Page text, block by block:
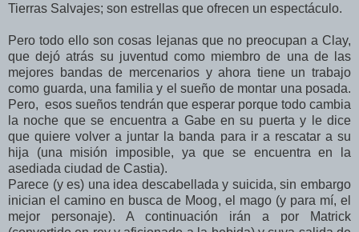
Tierras Salvajes; son estrellas que ofrecen un espectáculo.
Pero todo ello son cosas lejanas que no preocupan a Clay,
que dejó atrás su juventud como miembro de una de las
mejores bandas de mercenarios y ahora tiene un trabajo
como guarda, una familia y el sueño de montar una posada.
Pero, esos sueños tendrán que esperar porque todo cambia
la noche que se encuentra a Gabe en su puerta y le dice
que quiere volver a juntar la banda para ir a rescatar a su
hija (una misión imposible, ya que se encuentra en la
asediada ciudad de Castia).
Parece (y es) una idea descabellada y suicida, sin embargo
inician el camino en busca de Moog, el mago (y para mí, el
mejor personaje). A continuación irán a por Matrick